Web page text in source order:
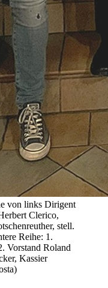
von links Dirigent
Clerico,
stell.
Reihe: 1.
Vorstand Roland
Kassier